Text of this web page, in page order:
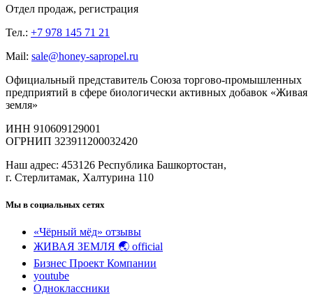
Отдел продаж, регистрация
Тел.: +7 978 145 71 21
Mail: sale@honey-sapropel.ru
Официальный представитель Союза торгово-промышленных
предприятий в сфере биологически активных добавок «Живая
земля»
ИНН 910609129001
ОГРНИП 323911200032420
Наш адрес: 453126 Республика Башкортостан,
г. Стерлитамак, Халтурина 110
Мы в социальных сетях
«Чёрный мёд» отзывы
ЖИВАЯ ЗЕМЛЯ 🌏 official
Бизнес Проект Компании
youtube
Одноклассники